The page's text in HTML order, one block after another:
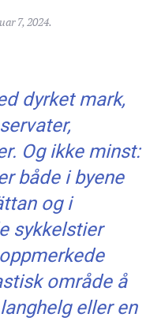
7, 2024.
dyrket mark,
Og ikke minst:
både i byene
og i
sykkelstier
område å
eller en